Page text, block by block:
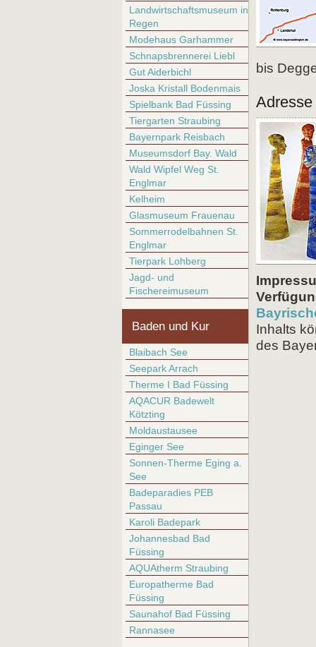
Landwirtschaftsmuseum in
Regen
Modehaus Garhammer
Schnapsbrennerei Liebl
Gut Aiderbichl
Joska Kristall Bodenmais
Spielbank Bad Füssing
Tiergarten Straubing
Bayernpark Reisbach
Museumsdorf Bay. Wald
Wald Wipfel Weg St.
Englmar
Kelheim
Glasmuseum Frauenau
Sommerrodelbahnen St.
Englmar
Tierpark Lohberg
Jagd- und
Fischereimuseum
Baden und Kur
Blaibach See
Seepark Arrach
Therme I Bad Füssing
AQACUR Badewelt
Kötzting
Moldaustausee
Eginger See
Sonnen-Therme Eging a.
See
Badeparadies PEB
Passau
Karoli Badepark
Johannesbad Bad
Füssing
AQUAtherm Straubing
Europatherme Bad
Füssing
Saunahof Bad Füssing
Rannasee
bis
Inhalts
des